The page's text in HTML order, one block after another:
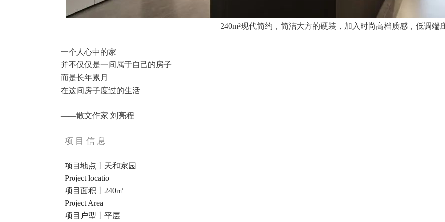
240m²现代简约，简洁大方的硬装，加入时尚高档质感，低调端
一个人心中的家
并不仅仅是一间属于自己的房子
而是长年累月
在这间房子度过的生活
——散文作家 刘亮程
项 目 信 息
项目地点丨天和家园
Project locatio
项目面积丨240㎡
Project Area
项目户型丨平层